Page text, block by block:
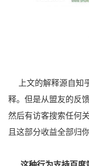
上文的解释源自知
释。但是从盟友的反
然后有访客搜索任何
且这部分收益全部归你